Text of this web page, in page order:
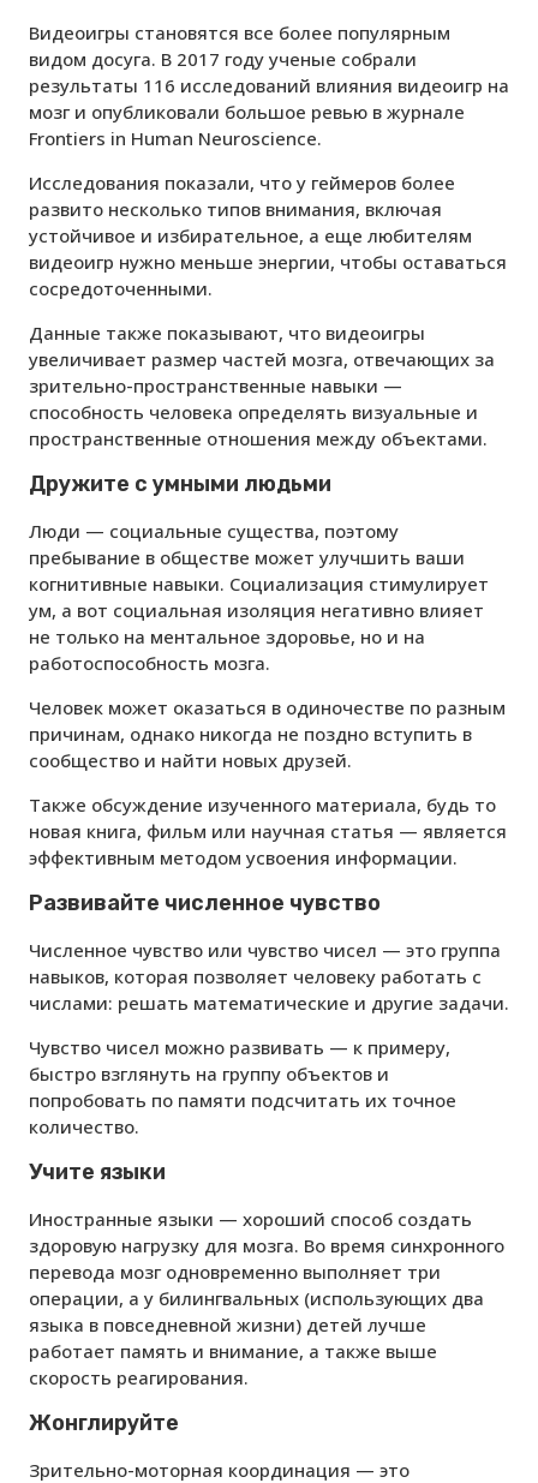
Видеоигры становятся все более популярным
видом досуга. В 2017 году ученые собрали
результаты 116 исследований влияния видеоигр на
мозг и опубликовали большое ревью в журнале
Frontiers in Human Neuroscience.
Исследования показали, что у геймеров более
развито несколько типов внимания, включая
устойчивое и избирательное, а еще любителям
видеоигр нужно меньше энергии, чтобы оставаться
сосредоточенными.
Данные также показывают, что видеоигры
увеличивает размер частей мозга, отвечающих за
зрительно-пространственные навыки —
способность человека определять визуальные и
пространственные отношения между объектами.
Дружите с умными людьми
Люди — социальные существа, поэтому
пребывание в обществе может улучшить ваши
когнитивные навыки. Социализация стимулирует
ум, а вот социальная изоляция негативно влияет
не только на ментальное здоровье, но и на
работоспособность мозга.
Человек может оказаться в одиночестве по разным
причинам, однако никогда не поздно вступить в
сообщество и найти новых друзей.
Также обсуждение изученного материала, будь то
новая книга, фильм или научная статья — является
эффективным методом усвоения информации.
Развивайте численное чувство
Численное чувство или чувство чисел — это группа
навыков, которая позволяет человеку работать с
числами: решать математические и другие задачи.
Чувство чисел можно развивать — к примеру,
быстро взглянуть на группу объектов и
попробовать по памяти подсчитать их точное
количество.
Учите языки
Иностранные языки — хороший способ создать
здоровую нагрузку для мозга. Во время синхронного
перевода мозг одновременно выполняет три
операции, а у билингвальных (использующих два
языка в повседневной жизни) детей лучше
работает память и внимание, а также выше
скорость реагирования.
Жонглируйте
Зрительно-моторная координация — это